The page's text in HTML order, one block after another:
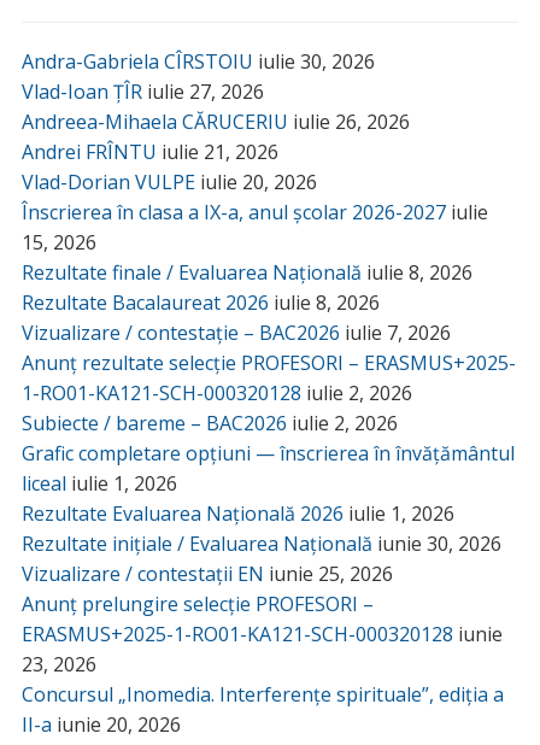
Andra-Gabriela CÎRSTOIU iulie 30, 2026
Vlad-Ioan ȚÎR iulie 27, 2026
Andreea-Mihaela CĂRUCERIU iulie 26, 2026
Andrei FRÎNTU iulie 21, 2026
Vlad-Dorian VULPE iulie 20, 2026
Înscrierea în clasa a IX-a, anul școlar 2026-2027 iulie
15, 2026
Rezultate finale / Evaluarea Națională iulie 8, 2026
Rezultate Bacalaureat 2026 iulie 8, 2026
Vizualizare / contestație – BAC2026 iulie 7, 2026
Anunț rezultate selecție PROFESORI – ERASMUS+2025-
1-RO01-KA121-SCH-000320128 iulie 2, 2026
Subiecte / bareme – BAC2026 iulie 2, 2026
Grafic completare opțiuni — înscrierea în învățământul
liceal iulie 1, 2026
Rezultate Evaluarea Națională 2026 iulie 1, 2026
Rezultate inițiale / Evaluarea Națională iunie 30, 2026
Vizualizare / contestații EN iunie 25, 2026
Anunț prelungire selecție PROFESORI –
ERASMUS+2025-1-RO01-KA121-SCH-000320128 iunie
23, 2026
Concursul „Inomedia. Interferențe spirituale”, ediția a
II-a iunie 20, 2026